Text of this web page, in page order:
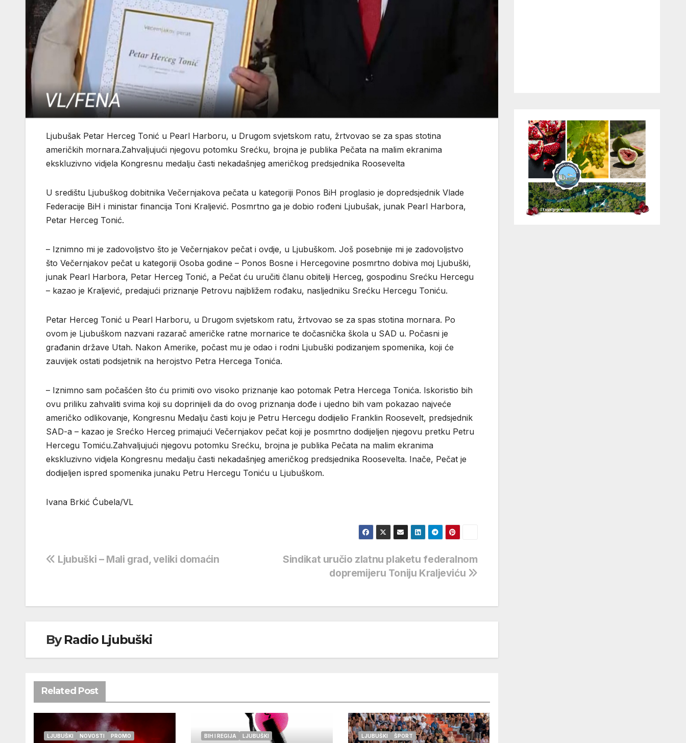
Ljubušak Petar Herceg Tonić u Pearl Harboru, u Drugom svjetskom ratu, žrtvovao se za spas stotina
američkih mornara.Zahvaljujući njegovu potomku Srećku, brojna je publika Pečata na malim ekranima
ekskluzivno vidjela Kongresnu medalju časti nekadašnjeg američkog predsjednika Roosevelta
U središtu Ljubuškog dobitnika Večernjakova pečata u kategoriji Ponos BiH proglasio je dopredsjednik Vlade
Federacije BiH i ministar financija Toni Kraljević. Posmrtno ga je dobio rođeni Ljubušak, junak Pearl Harbora,
Petar Herceg Tonić.
– Iznimno mi je zadovoljstvo što je Večernjakov pečat i ovdje, u Ljubuškom. Još posebnije mi je zadovoljstvo
što Večernjakov pečat u kategoriji Osoba godine – Ponos Bosne i Hercegovine posmrtno dobiva moj Ljubuški,
junak Pearl Harbora, Petar Herceg Tonić, a Pečat ću uručiti članu obitelji Herceg, gospodinu Srećku Hercegu
– kazao je Kraljević, predajući priznanje Petrovu najbližem rođaku, nasljedniku Srećku Hercegu Toniću.
Petar Herceg Tonić u Pearl Harboru, u Drugom svjetskom ratu, žrtvovao se za spas stotina mornara. Po
ovom je Ljubuškom nazvani razarač američke ratne mornarice te dočasnička škola u SAD u. Počasni je
građanin države Utah. Nakon Amerike, počast mu je odao i rodni Ljubuški podizanjem spomenika, koji će
zauvijek ostati podsjetnik na herojstvo Petra Hercega Tonića.
– Iznimno sam počašćen što ću primiti ovo visoko priznanje kao potomak Petra Hercega Tonića. Iskoristio bih
ovu priliku zahvaliti svima koji su doprinijeli da do ovog priznanja dođe i ujedno bih vam pokazao najveće
američko odlikovanje, Kongresnu Medalju časti koju je Petru Hercegu dodijelio Franklin Roosevelt, predsjednik
SAD-a – kazao je Srećko Herceg primajući Večernjakov pečat koji je posmrtno dodijeljen njegovu pretku Petru
Hercegu Tomiću.Zahvaljujući njegovu potomku Srećku, brojna je publika Pečata na malim ekranima
ekskluzivno vidjela Kongresnu medalju časti nekadašnjeg američkog predsjednika Roosevelta. Inače, Pečat je
dodijeljen ispred spomenika junaku Petru Hercegu Toniću u Ljubuškom.
Ivana Brkić Ćubela/VL
Navigacija
Sindikat uručio zlatnu plaketu federalnom
dopremijeru Toniju Kraljeviću
Ljubuški – Mali grad, veliki domaćin
ByRadio Ljubuški
Related Post
LJUBUŠKI NOVOSTI PROMO BIH I REGIJA LJUBUŠKI LJUBUŠKI ŠPORT